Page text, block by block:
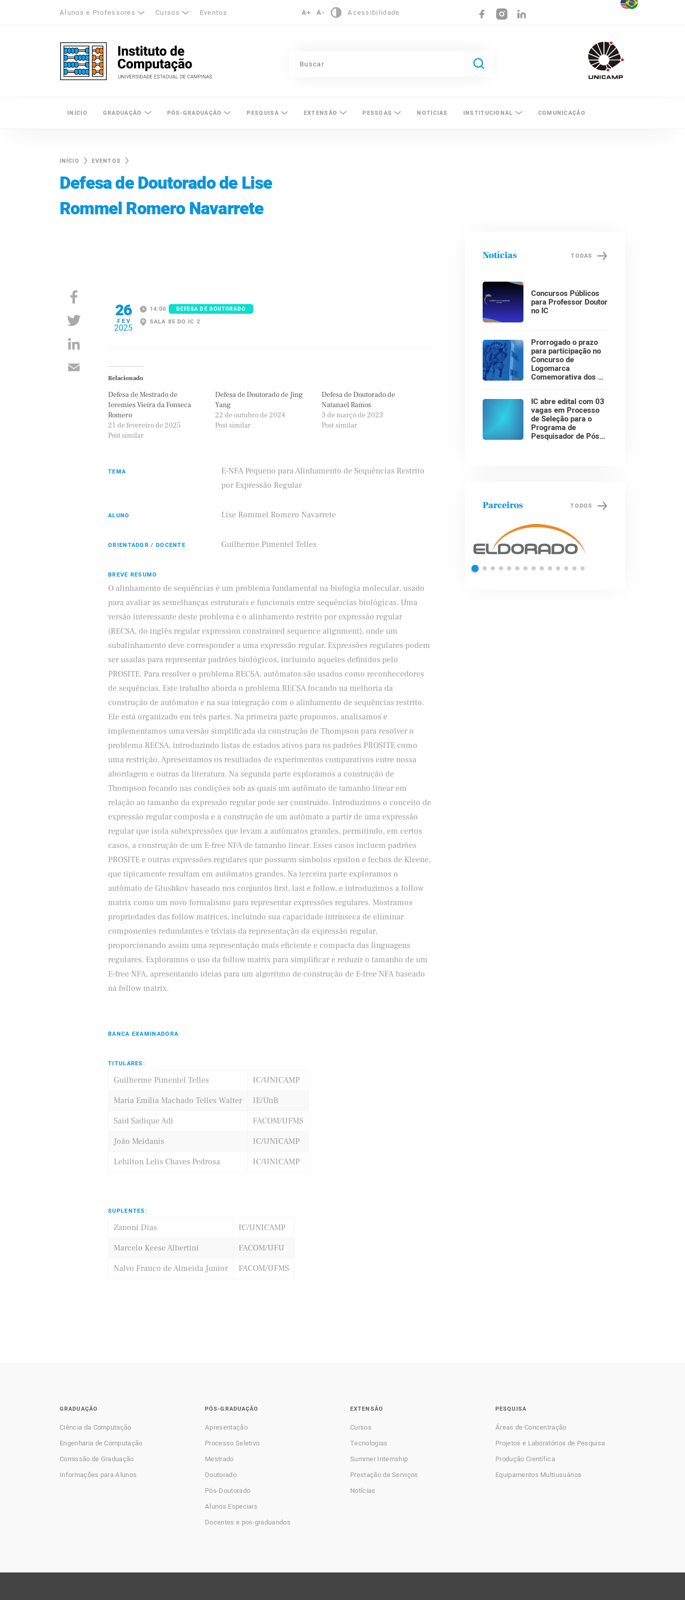
Alunos e Professores Cursos Eventos A+ A- Acessibilidade
Unicamp - Universidade Estadual de Campinas
INÍCIO GRADUAÇÃO PÓS-GRADUAÇÃO PESQUISA EXTENSÃO PESSOAS NOTÍCIAS INSTITUCIONAL COMUNICAÇÃO
INÍCIO EVENTOS
Defesa de Doutorado de Lise
Rommel Romero Navarrete
26
FEV
2025
14:00 DEFESA DE DOUTORADO
SALA 85 DO IC 2
Relacionado
Defesa de Mestrado de
Ieremies Vieira da Fonseca
Romero
21 de fevereiro de 2025
Post similar
Defesa de Doutorado de Jing
Yang
22 de outubro de 2024
Post similar
Defesa de Doutorado de
Natanael Ramos
3 de março de 2023
Post similar
TEMA
E-NFA Pequeno para Alinhamento de Sequências Restrito
por Expressão Regular
ALUNO Lise Rommel Romero Navarrete
ORIENTADOR / DOCENTE Guilherme Pimentel Telles
BREVE RESUMO
O alinhamento de sequências é um problema fundamental na biologia molecular, usado
para avaliar as semelhanças estruturais e funcionais entre sequências biológicas. Uma
versão interessante deste problema é o alinhamento restrito por expressão regular
(RECSA, do inglês regular expression constrained sequence alignment), onde um
subalinhamento deve corresponder a uma expressão regular. Expressões regulares podem
ser usadas para representar padrões biológicos, incluindo aqueles definidos pelo
PROSITE. Para resolver o problema RECSA, autômatos são usados como reconhecedores
de sequências. Este trabalho aborda o problema RECSA focando na melhoria da
construção de autômatos e na sua integração com o alinhamento de sequências restrito.
Ele está organizado em três partes. Na primeira parte propomos, analisamos e
implementamos uma versão simplificada da construção de Thompson para resolver o
problema RECSA, introduzindo listas de estados ativos para os padrões PROSITE como
uma restrição. Apresentamos os resultados de experimentos comparativos entre nossa
abordagem e outras da literatura. Na segunda parte exploramos a construção de
Thompson focando nas condições sob as quais um autômato de tamanho linear em
relação ao tamanho da expressão regular pode ser construído. Introduzimos o conceito de
expressão regular composta e a construção de um autômato a partir de uma expressão
regular que isola subexpressões que levam a autômatos grandes, permitindo, em certos
casos, a construção de um E-free NFA de tamanho linear. Esses casos incluem padrões
PROSITE e outras expressões regulares que possuem símbolos epsilon e fechos de Kleene,
que tipicamente resultam em autômatos grandes. Na terceira parte exploramos o
autômato de Glushkov baseado nos conjuntos first, last e follow, e introduzimos a follow
matrix como um novo formalismo para representar expressões regulares. Mostramos
propriedades das follow matrices, incluindo sua capacidade intrínseca de eliminar
componentes redundantes e triviais da representação da expressão regular,
proporcionando assim uma representação mais eficiente e compacta das linguagens
regulares. Exploramos o uso da follow matrix para simplificar e reduzir o tamanho de um
E-free NFA, apresentando ideias para um algoritmo de construção de E-free NFA baseado
na follow matrix.
BANCA EXAMINADORA
TITULARES:
Guilherme Pimentel Telles
IC/UNICAMP
Maria Emília Machado Telles Walter
IE/UnB
Said Sadique Adi
FACOM/UFMS
João Meidanis
IC/UNICAMP
Lehilton Lelis Chaves Pedrosa
IC/UNICAMP
SUPLENTES:
Zanoni Dias
IC/UNICAMP
Marcelo Keese Albertini
FACOM/UFU
Nalvo Franco de Almeida Junior
FACOM/UFMS
Notícias TODAS
Concursos Públicos
para Professor Doutor
no IC
Prorrogado o prazo
para participação no
Concurso de
Logomarca
Comemorativa dos 30
IC abre edital com 03
vagas em Processo
de Seleção para o
Programa de
Pesquisador de Pós-
Parceiros TODOS
Shell
GRADUAÇÃO
Ciência da Computação
Engenharia de Computação
Comissão de Graduação
Informações para Alunos
PÓS-GRADUAÇÃO
Apresentação
Processo Seletivo
Mestrado
Doutorado
Pós-Doutorado
Alunos Especiais
Docentes e pos-graduandos
EXTENSÃO
Cursos
Tecnologias
Summer Internship
Prestação de Serviços
Notícias
PESQUISA
Áreas de Concentração
Projetos e Laboratórios de Pesquisa
Produção Científica
Equipamentos Multiusuários